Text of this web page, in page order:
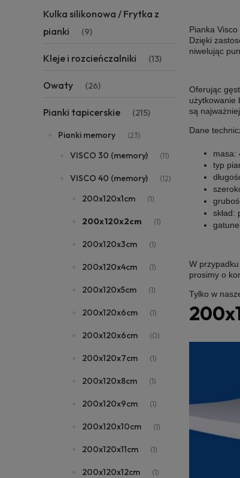
Kulka silikonowa / Frytka z
pianki
(9)
Kleje i rozcieńczalniki (13)
Owaty (26)
Pianki tapicerskie (215)
Pianki memory (23)
VISCO 30 (memory) (11)
VISCO 40 (memory) (12)
200x120x1cm (1)
200x120x2cm (1)
200x120x3cm (1)
200x120x4cm (1)
200x120x5cm (1)
200x120x6cm (1)
200x120x6cm (0)
200x120x7cm (1)
200x120x8cm (1)
200x120x9cm (1)
200x120x10cm (1)
200x120x11cm (1)
200x120x12cm (1)
Pianka
Dzięki
niwelując
Oferując
użytkowanie
są
Dane
masa:
typ
skład:
W
prosimy o
Tylko w